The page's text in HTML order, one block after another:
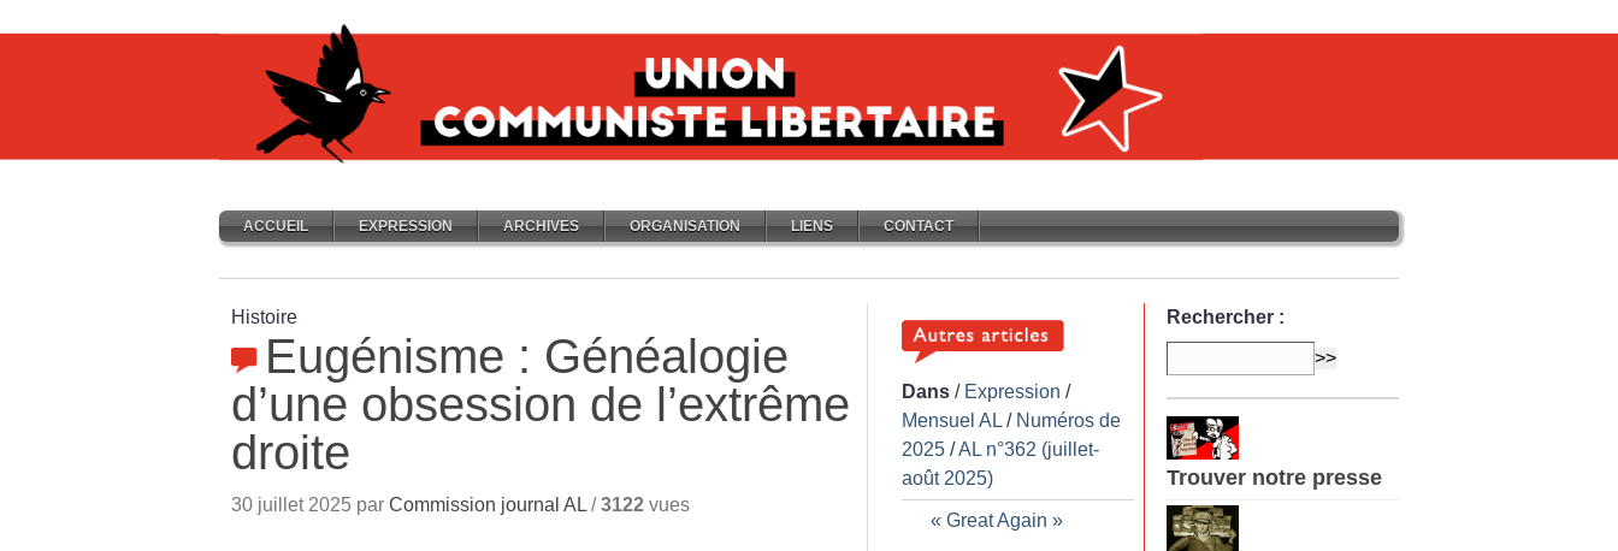
ACCUEIL EXPRESSION ARCHIVES ORGANISATION LIENS CONTACT
Histoire
Eugénisme : Généalogie
d’une obsession de l’extrême
droite
30 juillet 2025 par Commission journal AL /3122 vues
Dans / Expression /
Mensuel AL / Numéros de
2025 /AL n°362 (juillet-
août 2025)
« Great Again »
Rechercher :
Trouver notre presse